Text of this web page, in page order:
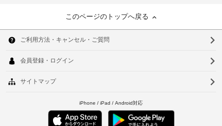
このページのトップへ戻る